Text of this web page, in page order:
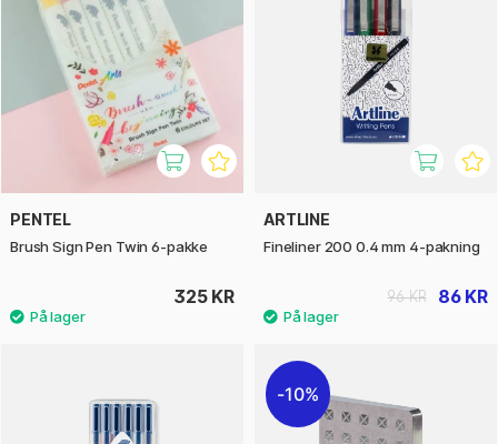
PENTEL
Brush Sign Pen Twin 6-pakke
325 KR
ARTLINE
Fineliner 200 0.4 mm 4-pakning
86 KR
96 KR
10%